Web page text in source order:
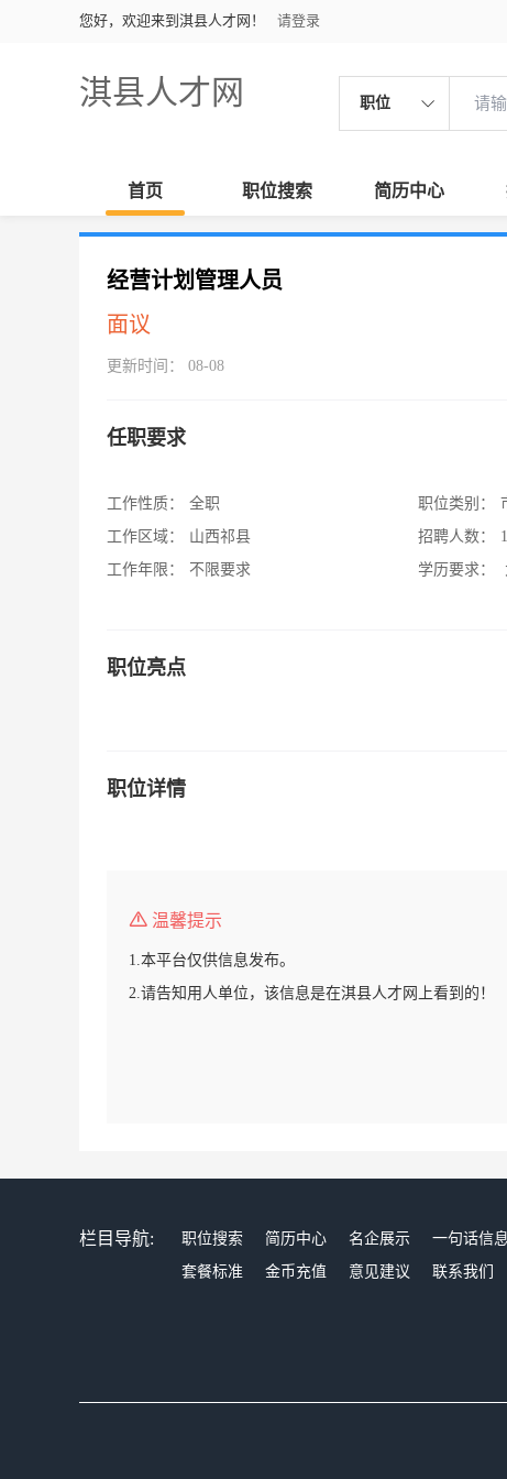
您好，欢迎来到淇县人才网！ 请登录
淇县人才网 职位
首页 职位搜索 简历中心
经营计划管理人员
面议
更新时间： 08-08
任职要求
工作性质：
全职
工作区域：
山西祁县
工作年限：
不限要求
职位类别：
招聘人数：
学历要求：
职位亮点
职位详情
温馨提示
1.本平台仅供信息发布。
2.请告知用人单位，该信息是在淇县人才网上看到的！
栏目导航: 职位搜索 简历中心 名企展示 一句话信息
套餐标准
金币充值 意见建议 联系我们